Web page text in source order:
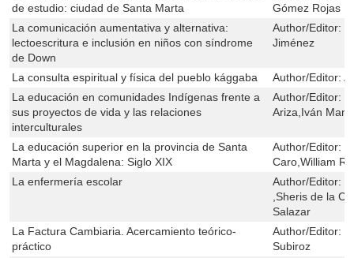
de estudio: ciudad de Santa Marta
Gómez Rojas
La comunicación aumentativa y alternativa:
lectoescritura e inclusión en niños con síndrome
de Down
Author/Editor:
Jiménez
La consulta espiritual y física del pueblo kággaba Author/Editor:
La educación en comunidades Indígenas frente a
sus proyectos de vida y las relaciones
interculturales
Author/Editor:
Ariza,Iván
La educación superior en la provincia de Santa
Marta y el Magdalena: Siglo XIX
Author/Editor:
Caro,William
La enfermería escolar
Author/Editor:
,Sheris de la
Salazar
La Factura Cambiaria. Acercamiento teórico-
práctico
Author/Editor:
Subiroz